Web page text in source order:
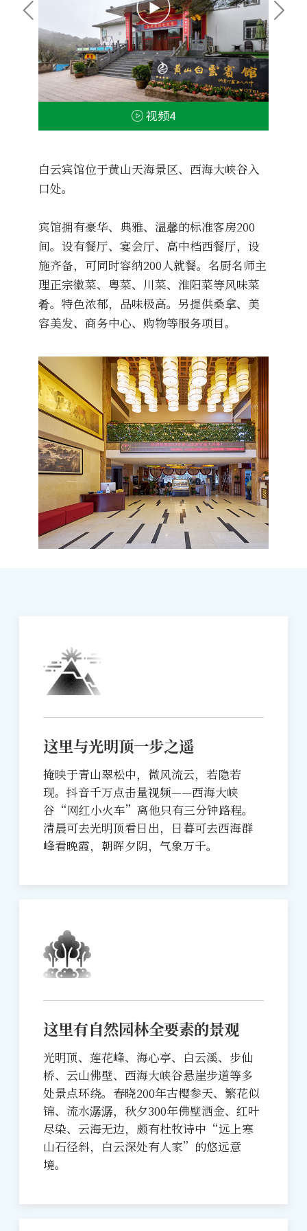
视频4
白云宾馆位于黄山天海景区、西海大峡谷入
口处。
宾馆拥有豪华、典雅、温馨的标准客房200
间。设有餐厅、宴会厅、高中档西餐厅，设
施齐备，可同时容纳200人就餐。名厨名师主
理正宗徽菜、粤菜、川菜、淮阳菜等风味菜
肴。特色浓郁，品味极高。另提供桑拿、美
容美发、商务中心、购物等服务项目。
这里与光明顶一步之遥
掩映于青山翠松中，微风流云，若隐若
现。抖音千万点击量视频——西海大峡
谷“网红小火车”离他只有三分钟路程。
清晨可去光明顶看日出，日暮可去西海群
峰看晚霞，朝晖夕阴，气象万千。
这里有自然园林全要素的景观
光明顶、莲花峰、海心亭、白云溪、步仙
桥、云山佛壁、西海大峡谷悬崖步道等多
处景点环绕。春晓200年古樱参天、繁花似
锦、流水潺潺，秋夕300年佛壁洒金、红叶
尽染、云海无边，颇有杜牧诗中“远上寒
山石径斜，白云深处有人家”的悠远意
境。